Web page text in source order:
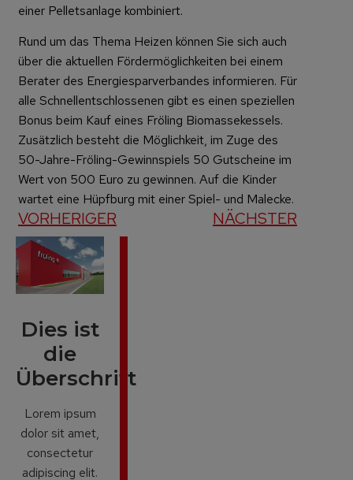
einer Pelletsanlage kombiniert.
Rund um das Thema Heizen können Sie sich auch
über die aktuellen Fördermöglichkeiten bei einem
Berater des Energiesparverbandes informieren. Für
alle Schnellentschlossenen gibt es einen speziellen
Bonus beim Kauf eines Fröling Biomassekessels.
Zusätzlich besteht die Möglichkeit, im Zuge des
50-Jahre-Fröling-Gewinnspiels 50 Gutscheine im
Wert von 500 Euro zu gewinnen. Auf die Kinder
wartet eine Hüpfburg mit einer Spiel- und Malecke.
VORHERIGER NÄCHSTER
Dies ist
die
Überschrift
Lorem ipsum
dolor sit amet,
consectetur
adipiscing elit.